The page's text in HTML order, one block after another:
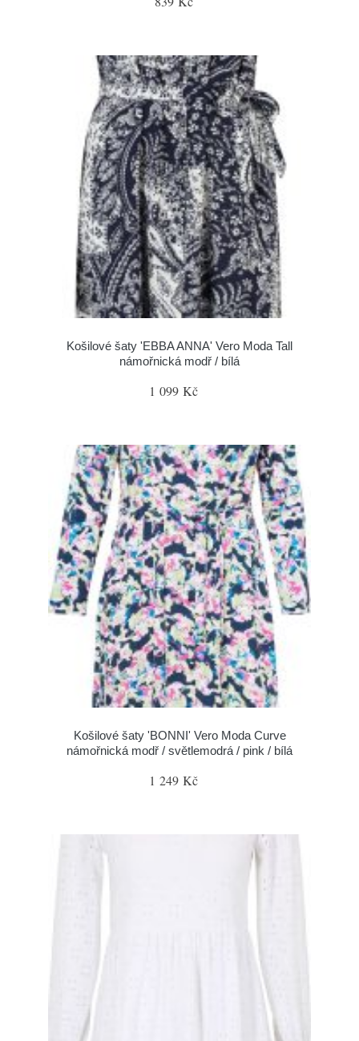
Košilové šaty 'EBBA ANNA' Vero Moda Tall
námořnická modř / bílá
1 099 Kč
Košilové šaty 'BONNI' Vero Moda Curve
námořnická modř / světlemodrá / pink / bílá
1 249 Kč